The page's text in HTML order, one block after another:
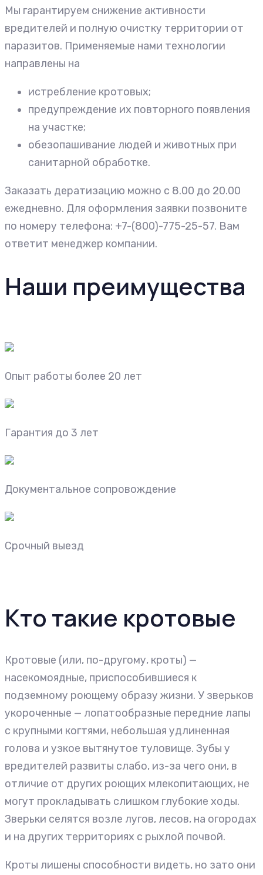
Мы гарантируем снижение активности
вредителей и полную очистку территории от
паразитов. Применяемые нами технологии
направлены на
истребление кротовых;
предупреждение их повторного появления
на участке;
обезопашивание людей и животных при
санитарной обработке.
Заказать дератизацию можно с 8.00 до 20.00
ежедневно. Для оформления заявки позвоните
по номеру телефона: +7-(800)-775-25-57. Вам
ответит менеджер компании.
Наши преимущества
Опыт работы более 20 лет
Гарантия до 3 лет
Документальное сопровождение
Срочный выезд
Кто такие кротовые
Кротовые (или, по-другому, кроты) —
насекомоядные, приспособившиеся к
подземному роющему образу жизни. У зверьков
укороченные — лопатообразные передние лапы
с крупными когтями, небольшая удлиненная
голова и узкое вытянутое туловище. Зубы у
вредителей развиты слабо, из-за чего они, в
отличие от других роющих млекопитающих, не
могут прокладывать слишком глубокие ходы.
Зверьки селятся возле лугов, лесов, на огородах
и на других территориях с рыхлой почвой.
Кроты лишены способности видеть, но зато они